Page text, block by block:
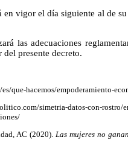
en vigor el día siguiente al de
las adecuaciones
presente decreto.
que-hacemos/empoderamiento-
simetria-datos-con-rostro/
AC (2020). Las mujeres no